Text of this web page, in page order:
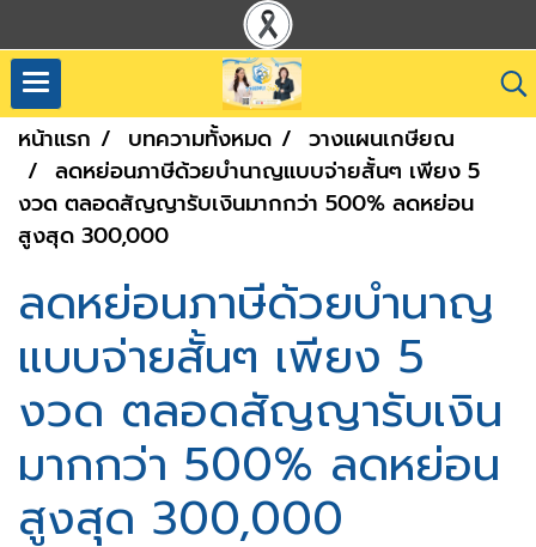
หน้าแรก บทความทั้งหมด
วางแผนเกษียณ
ลดหย่อนภาษีด้วยบำนาญแบบจ่ายสั้นๆ เพียง 5
งวด ตลอดสัญญารับเงินมากกว่า 500% ลดหย่อน
สูงสุด 300,000
ลดหย่อนภาษีด้วยบำนาญ
แบบจ่ายสั้นๆ เพียง 5
งวด ตลอดสัญญารับเงิน
มากกว่า 500% ลดหย่อน
สูงสุด 300,000